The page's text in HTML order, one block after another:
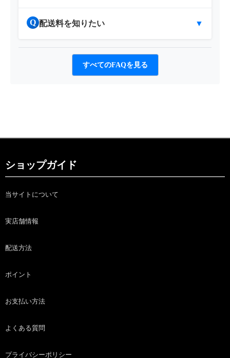
Q 配送料を知りたい ▼
すべてのFAQを見る
ショップガイド
当サイトについて
実店舗情報
配送方法
ポイント
お支払い方法
よくある質問
プライバシーポリシー